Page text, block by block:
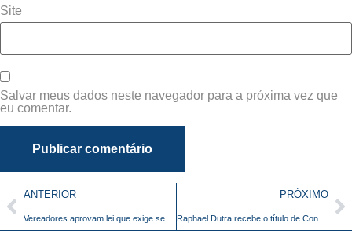
Site
Salvar meus dados neste navegador para a próxima vez que
eu comentar.
ANTERIOR PRÓXIMO
Raphael Dutra recebe o título de Conselheiro Vitalício do Clube Rio Das Pedras